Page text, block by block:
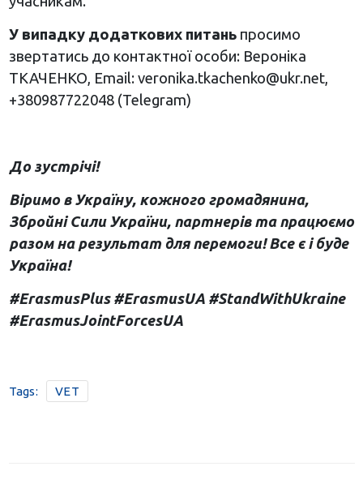
У випадку додаткових питаньпросимо
звертатись до контактної особи: Вероніка
ТКАЧЕНКО, Email: veronika.tkachenko@ukr.net,
+380987722048 (Telegram)
До зустрічі!
Віримо в Україну, кожного громадянина,
Збройні Сили України, партнерів та працюємо
разом на результат для перемоги! Все є і буде
Україна!
#ErasmusPlus #ErasmusUA #StandWithUkraine
#ErasmusJointForcesUA
Tags: VET